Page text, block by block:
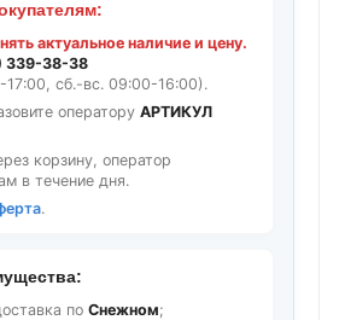
актуальное наличие и цену.
339-38-38
17:00, сб.-вс. 09:00-16:00).
оператору АРТИКУЛ
корзину, оператор
в течение дня.
.
по Снежном;